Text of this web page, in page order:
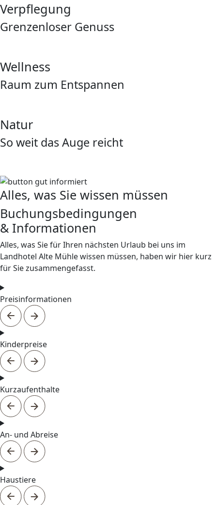
Verpflegung
Grenzenloser Genuss
Wellness
Raum zum Entspannen
Natur
So weit das Auge reicht
Alles, was Sie wissen müssen
Buchungs­bedingungen
& Informationen
Alles, was Sie für Ihren nächsten Urlaub bei uns im
Landhotel Alte Mühle wissen müssen, haben wir hier kurz
für Sie zusammengefasst.
Preisinformationen
Kinderpreise
Kurzaufenthalte
An- und Abreise
Haustiere